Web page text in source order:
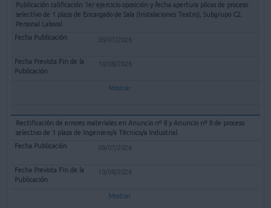
Publicación calificación 1er ejercicio oposición y fecha apertura plicas de proceso
selectivo de 1 plaza de Encargado de Sala (Instalaciones Teatro), Subgrupo C2.
Personal Laboral
09/07/2026
10/08/2026
Mostrar
Rectificación de errores materiales en Anuncio nº 8 y Anuncio nº 9 de proceso
selectivo de 1 plaza de Ingeniero/a Técnico/a Industrial
09/07/2026
10/08/2026
Mostrar